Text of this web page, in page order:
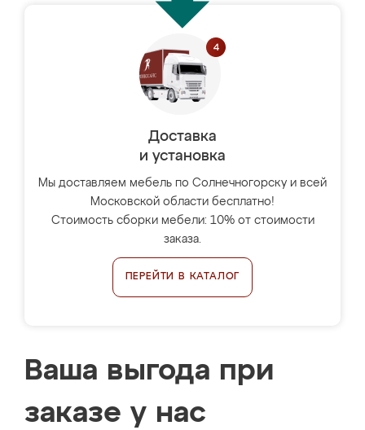
Доставка
и установка
Мы доставляем мебель по Солнечногорску и всей
Московской области бесплатно!
Стоимость сборки мебели: 10% от стоимости
заказа.
ПЕРЕЙТИ В КАТАЛОГ
Ваша выгода при
заказе у нас